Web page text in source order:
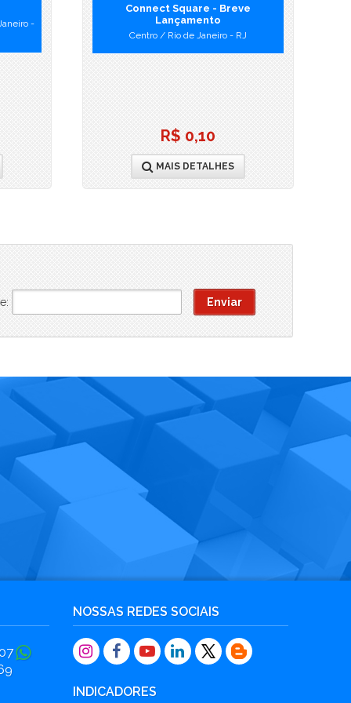
-
Connect Square - Breve
Lançamento
Centro / Rio de Janeiro - RJ
R$ 0,10
MAIS DETALHES
NOSSAS REDES SOCIAIS
INDICADORES